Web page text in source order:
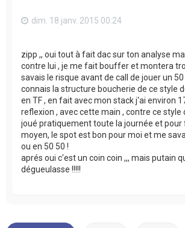
dim. 18 janv. 2015 00:24
zipp ,, oui tout à fait dac sur ton analyse
contre lui , je me fait bouffer et montera
savais le risque avant de call de jouer un
connais la structure boucherie de ce style
en TF , en fait avec mon stack j'ai environ
reflexion , avec cette main , contre ce style
joué pratiquement toute la journée et pour
moyen, le spot est bon pour moi et me
ou en 50 50 !
aprés oui c'est un coin coin ,,, mais putain
dégueulasse !!!!!